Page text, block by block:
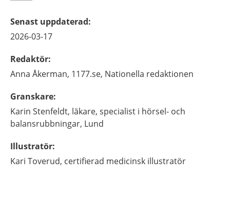
Senast uppdaterad:
2026-03-17
Redaktör:
Anna Åkerman, 1177.se, Nationella redaktionen
Granskare:
Karin Stenfeldt, läkare, specialist i hörsel- och
balansrubbningar, Lund
Illustratör:
Kari Toverud, certifierad medicinsk illustratör